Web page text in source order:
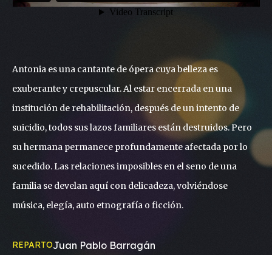
Antonia es una cantante de ópera cuya belleza es
exuberante y crepuscular. Al estar encerrada en una
institución de rehabilitación, después de un intento de
suicidio, todos sus lazos familiares están destruidos. Pero
su hermana permanece profundamente afectada por lo
sucedido. Las relaciones imposibles en el seno de una
familia se develan aquí con delicadeza, volviéndose
música, elegía, auto etnografía o ficción.
REPARTOJuan Pablo Barragán